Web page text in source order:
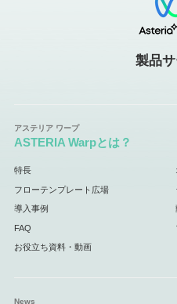
製品
ASTERIA Warpとは？
特長
フローテンプレート広場
導入事例
FAQ
お役立ち資料・動画